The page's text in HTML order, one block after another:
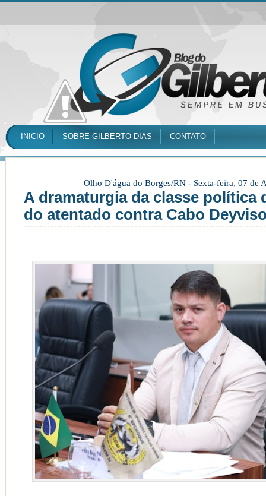
INICIO SOBRE GILBERTO DIAS CONTATO
Olho D'água do Borges/RN - Sexta-feira, 07 de
A dramaturgia da classe política
do atentado contra Cabo